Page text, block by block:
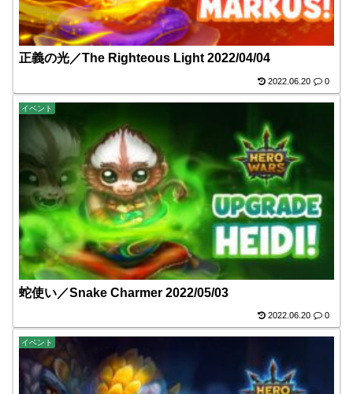
正義の光／The Righteous Light 2022/04/04
2022.06.20 0
イベント
蛇使い／Snake Charmer 2022/05/03
2022.06.20 0
イベント